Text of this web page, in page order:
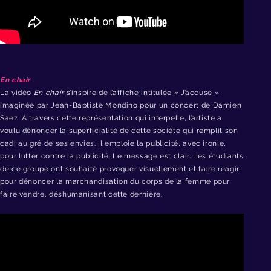
En chair
La vidéo En chairs’inspire de l’affiche intitulée « J’accuse »
imaginée par Jean-Baptiste Mondino pour un concert de Damien
Saez. À travers cette représentation qui interpelle, l’artiste a
voulu dénoncer la superficialité de cette société qui remplit son
cadi au gré de ses envies. Il emploie la publicité, avec ironie,
pour lutter contre la publicité. Le message est clair. Les étudiants
de ce groupe ont souhaité provoquer visuellement et faire réagir,
pour dénoncer la marchandisation du corps de la femme pour
faire vendre, déshumanisant cette dernière.